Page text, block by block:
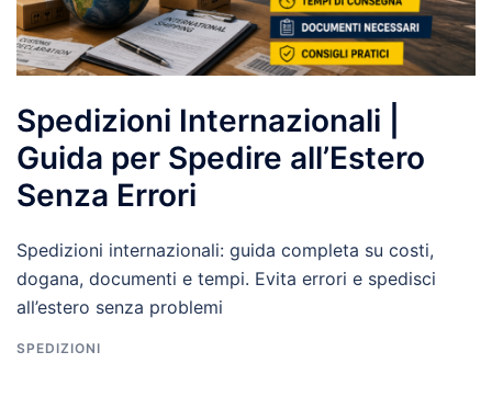
Spedizioni Internazionali |
Guida per Spedire all’Estero
Senza Errori
Spedizioni internazionali: guida completa su costi,
dogana, documenti e tempi. Evita errori e spedisci
all’estero senza problemi
SPEDIZIONI